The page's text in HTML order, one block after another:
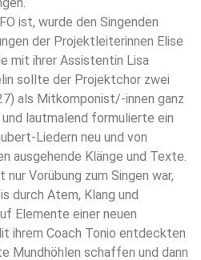
ist, wurde den Singenden
der Projektleiterinnen Elise
mit ihrer Assistentin Lisa
sollte der Projektchor zwei
als Mitkomponist/-innen ganz
lautmalend formulierte ein
Liedern neu und von
ausgehende Klänge und Texte.
Vorübung zum Singen war,
durch Atem, Klang und
Elemente einer neuen
ihrem Coach Tonio entdeckten
Mundhöhlen schaffen und dann